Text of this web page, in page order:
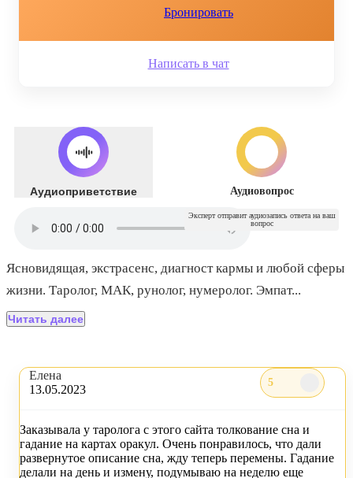
Бронировать
Написать в чат
Аудиоприветствие Аудиовопрос
Эксперт отправит аудиозапись ответа на ваш
вопрос
Ясновидящая, экстрасенс, диагност кармы и любой сферы
жизни. Таролог, МАК, рунолог, нумеролог. Эмпат...
Читать далее
Елена
13.05.2023
5
Заказывала у таролога с этого сайта толкование сна и
гадание на картах оракул. Очень понравилось, что дали
развернутое описание сна, жду теперь перемены. Гадание
делали на день и измену, подумываю на неделю еще